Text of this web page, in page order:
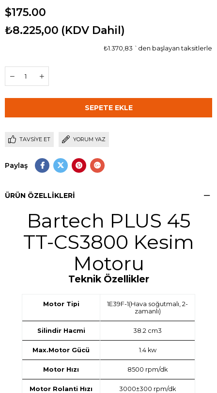
$175.00
₺8.225,00 (KDV Dahil)
₺1.370,83 `den başlayan taksitlerle
TAVSIYE ET YORUM YAZ
Paylaş
ÜRÜN ÖZELLIKLERI
Bartech PLUS 45
TT-CS3800 Kesim
Motoru
Teknik Özellikler
Motor Tipi
1E39F-1(Hava soğutmalı, 2-
zamanlı)
Silindir Hacmi 38.2 cm3
Max.Motor Gücü 1.4 kw
Motor Hızı 8500 rpm/dk
Motor Rolanti Hızı 3000±300 rpm/dk